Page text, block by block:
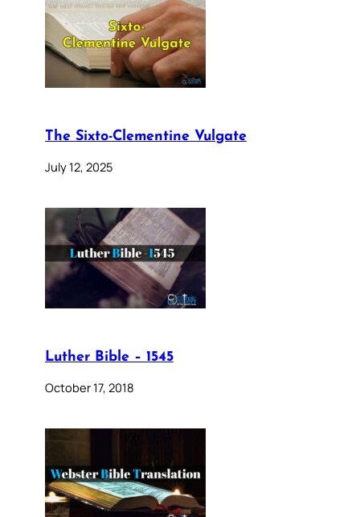
The Sixto-Clementine Vulgate
July 12, 2025
Luther Bible – 1545
October 17, 2018